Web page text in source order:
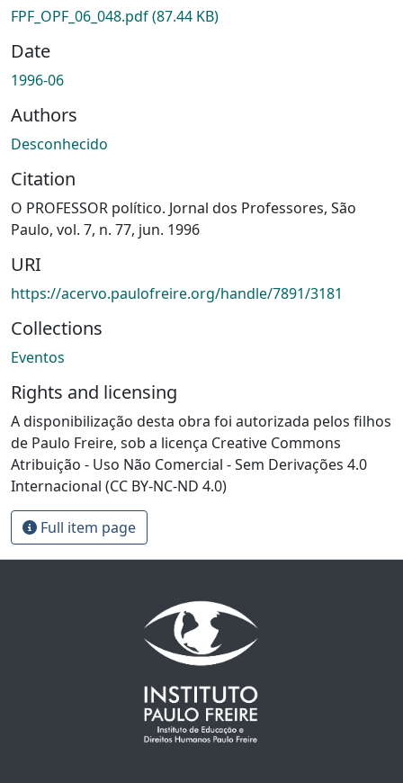
FPF_OPF_06_048.pdf(87.44 KB)
Date
1996-06
Authors
Desconhecido
Citation
O PROFESSOR político. Jornal dos Professores, São
Paulo, vol. 7, n. 77, jun. 1996
URI
https://acervo.paulofreire.org/handle/7891/3181
Collections
Eventos
Rights and licensing
A disponibilização desta obra foi autorizada pelos filhos
de Paulo Freire, sob a licença Creative Commons
Atribuição - Uso Não Comercial - Sem Derivações 4.0
Internacional (CC BY-NC-ND 4.0)
Full item page